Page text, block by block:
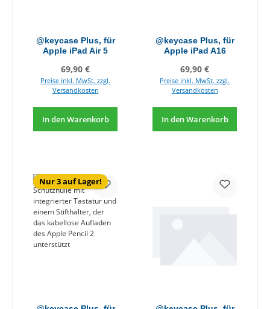
@keycase Plus, für
Apple iPad Air 5
Regulärer Preis:
69,90 €
Preise inkl. MwSt. zzgl.
Versandkosten
In den Warenkorb
@keycase Plus, für
Apple iPad A16
Regulärer Preis:
69,90 €
Preise inkl. MwSt. zzgl.
Versandkosten
In den Warenkorb
Nur 3 auf Lager!